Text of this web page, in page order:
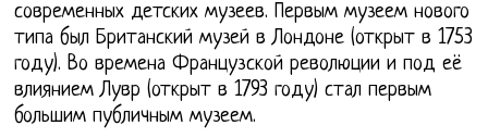
современных детских музеев. Первым музеем нового
типа был Британский музей в Лондоне (открыт в 1753
году). Во времена Французской революции и под её
влиянием Лувр (открыт в 1793 году) стал первым
большим публичным музеем.